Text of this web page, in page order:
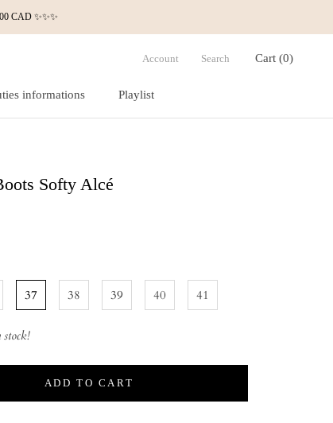
CAD ✨✨✨
informations
Playlist
Account Search Cart (0)
Softy Alcé
37 38 39 40 41
ADD TO CART